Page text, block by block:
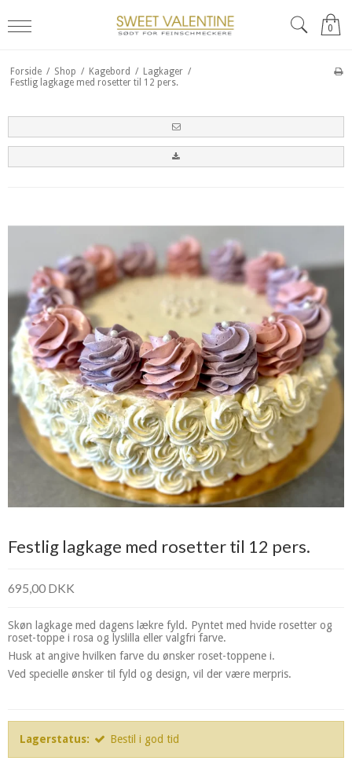
0
Forside / Shop / Kagebord / Lagkager /
Festlig lagkage med rosetter til 12 pers.
Festlig lagkage med rosetter til 12 pers.
695,00 DKK
Skøn lagkage med dagens lækre fyld. Pyntet med hvide rosetter og
roset-toppe i rosa og lyslilla eller valgfri farve.
Husk at angive hvilken farve du ønsker roset-toppene i.
Ved specielle ønsker til fyld og design, vil der være merpris.
Lagerstatus: Bestil i god tid